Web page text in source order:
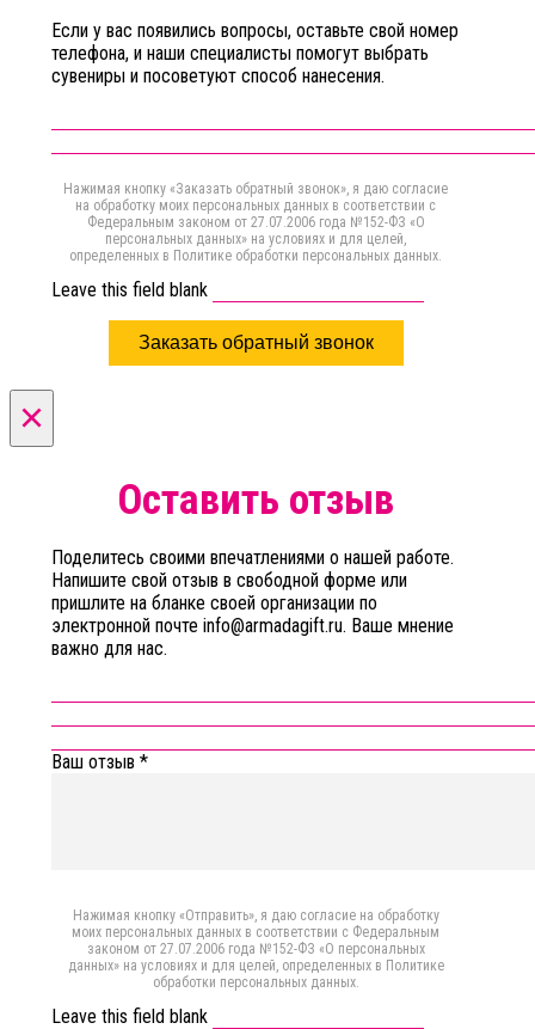
Если у вас появились вопросы, оставьте свой номер
телефона, и наши специалисты помогут выбрать
сувениры и посоветуют способ нанесения.
Нажимая кнопку «Заказать обратный звонок», я даю согласие
на обработку моих персональных данных в соответствии с
Федеральным законом от 27.07.2006 года №152-ФЗ «О
персональных данных» на условиях и для целей,
определенных в Политике обработки персональных данных.
Leave this field blank
Заказать обратный звонок
×
Оставить отзыв
Поделитесь своими впечатлениями о нашей работе.
Напишите свой отзыв в свободной форме или
пришлите на бланке своей организации по
электронной почте info@armadagift.ru. Ваше мнение
важно для нас.
Ваш отзыв *
Нажимая кнопку «Отправить», я даю согласие на обработку
моих персональных данных в соответствии с Федеральным
законом от 27.07.2006 года №152-ФЗ «О персональных
данных» на условиях и для целей, определенных в Политике
обработки персональных данных.
Leave this field blank